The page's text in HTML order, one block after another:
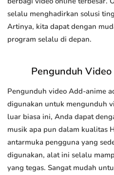
selalu menghadirkan solusi
Artinya, kita dapat dengan
program selalu di depan.
Pengunduh
Pengunduh video Add-anime
digunakan untuk mengunduh
luar biasa ini, Anda dapat
musik apa pun dalam kualitas
antarmuka pengguna yang
digunakan, alat ini selalu
yang tegas. Sangat mudah